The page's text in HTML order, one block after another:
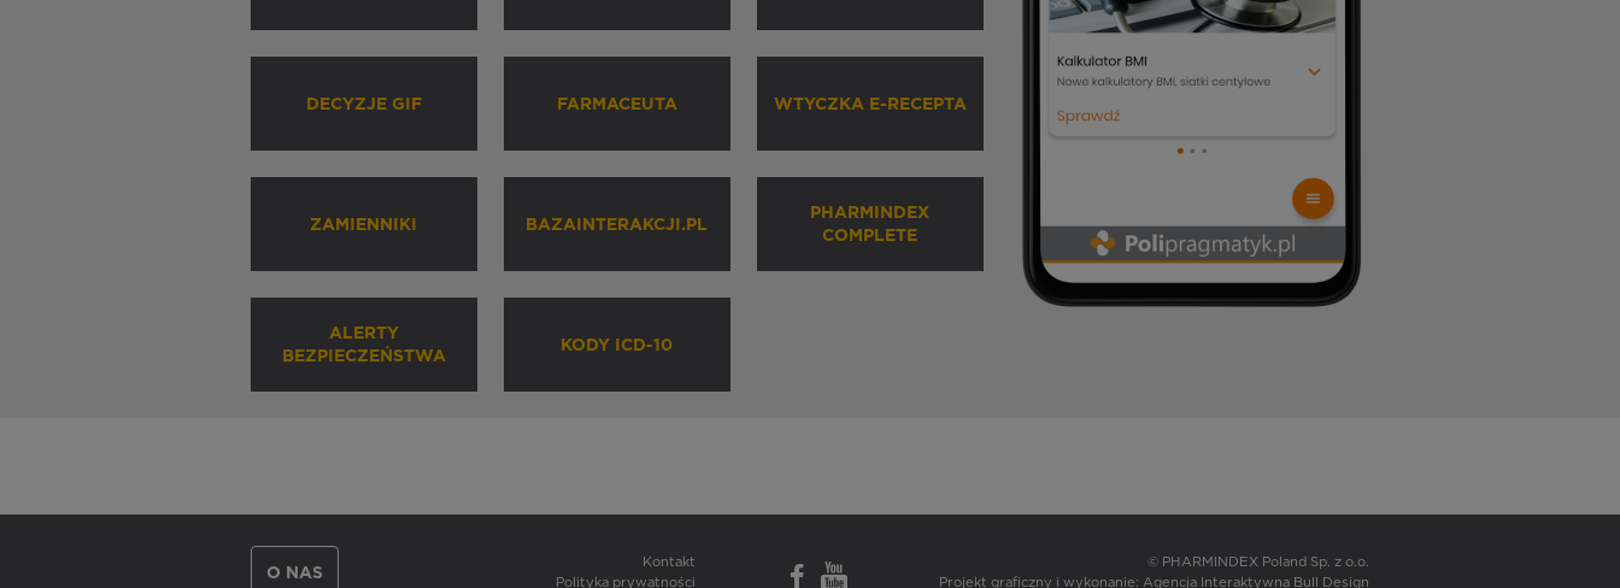
DECYZJE GIF FARMACEUTA WTYCZKA E-RECEPTA
ZAMIENNIKI BAZAINTERAKCJI.PL
PHARMINDEX
COMPLETE
ALERTY
BEZPIECZEŃSTWA
KODY ICD-10
O NAS
Kontakt
Polityka prywatności
© PHARMINDEX Poland Sp. z o.o.
Projekt graficzny i wykonanie: Agencja Interaktywna Bull Design